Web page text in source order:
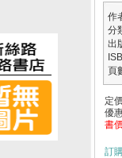
作
分
出
頁
定
優
書
訂